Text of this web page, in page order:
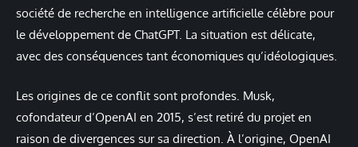
société de recherche en intelligence artificielle célèbre pour
le développement de ChatGPT. La situation est délicate,
avec des conséquences tant économiques qu’idéologiques.
Les origines de ce conflit sont profondes. Musk,
cofondateur d’OpenAI en 2015, s’est retiré du projet en
raison de divergences sur sa direction. À l’origine, OpenAI